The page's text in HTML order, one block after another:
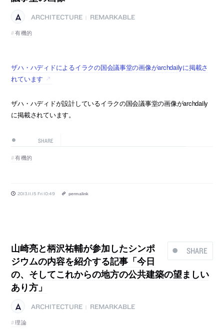
ARCHITECTURE
REMARKABLE
有機的
ザハ・ハディドによるイラクの国会議事堂の画像がarchdailyに掲載さ
れています
ザハ・ハディドが設計しているイラクの国会議事堂の画像がarchdaily
に掲載されています。
SHARE
有機的
2013.11.15 Fri 10:49 permalink
SHARE
山崎亮と柄沢祐輔が参加したシンポ
ジウムの内容を紹介する記事「今日
の、そしてこれからの地方の公共建築の望ましい
あり方」
ARCHITECTURE
REMARKABLE
理論